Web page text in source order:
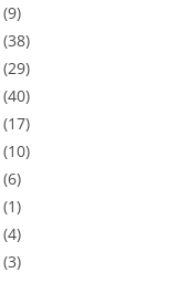
(9)
(38)
(29)
(40)
(17)
(10)
(6)
(1)
(4)
(3)